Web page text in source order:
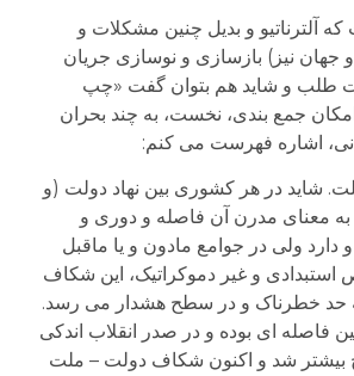
آلترناتیو و بدیل چنین مشکلات و
(و جهان نیز) بازسازی و نوسازی جریان
طلب و شاید هم بتوان گفت «چپ
جمع بندی، نخست، به چند بحران
اشاره فهرست می کنم:
شاید در هر کشوری بین نهاد دولت (و
معنای مدرن آن فاصله و دوری و
ولی در جوامع مادون و یا ماقبل
و غیر دموکراتیک، این شکاف
حد خطرناک و در سطح هشدار می رسد.
فاصله ای بوده و در صدر انقلاب اندکی
بیشتر شد و اکنون شکاف دولت – ملت